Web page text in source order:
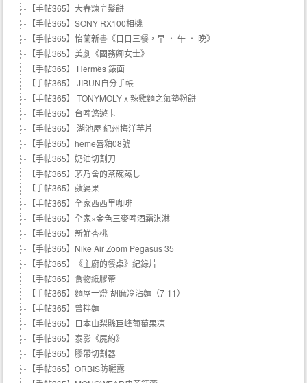
【手帖365】大春煉皂髮餅
【手帖365】SONY RX100相機
【手帖365】怡蘭新書《日日三餐，早 ‧ 午 ‧ 晚》
【手帖365】美劇《國務卿女士》
【手帖365】 Hermès 錶面
【手帖365】 JIBUN自分手帳
【手帖365】 TONYMOLY x 辣雞麵之氣墊粉餅
【手帖365】台啤悠遊卡
【手帖365】 湖池屋 紀州梅洋芋片
【手帖365】heme唇釉08號
【手帖365】奶油切割刀
【手帖365】茅乃舍的茶碗蒸し
【手帖365】蘋婆果
【手帖365】全家西西里咖啡
【手帖365】全家×金色三麥啤酒霜淇淋
【手帖365】新鮮杏桃
【手帖365】Nike Air Zoom Pegasus 35
【手帖365】《主廚的餐桌》紀錄片
【手帖365】食物紙膠帶
【手帖365】麵屋一燈-胡麻冷沾麵（7-11）
【手帖365】曾拌麵
【手帖365】日本山梨縣巨峰葡萄果凍
【手帖365】泰影《屍約》
【手帖365】膠帶切割器
【手帖365】ORBIS防曬露